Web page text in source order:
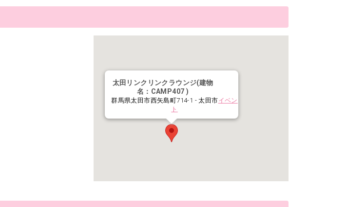
太田リンクリンクラウンジ(建物
名：CAMP407 )
群馬県太田市西矢島町714-1 - 太田市イベン
ト